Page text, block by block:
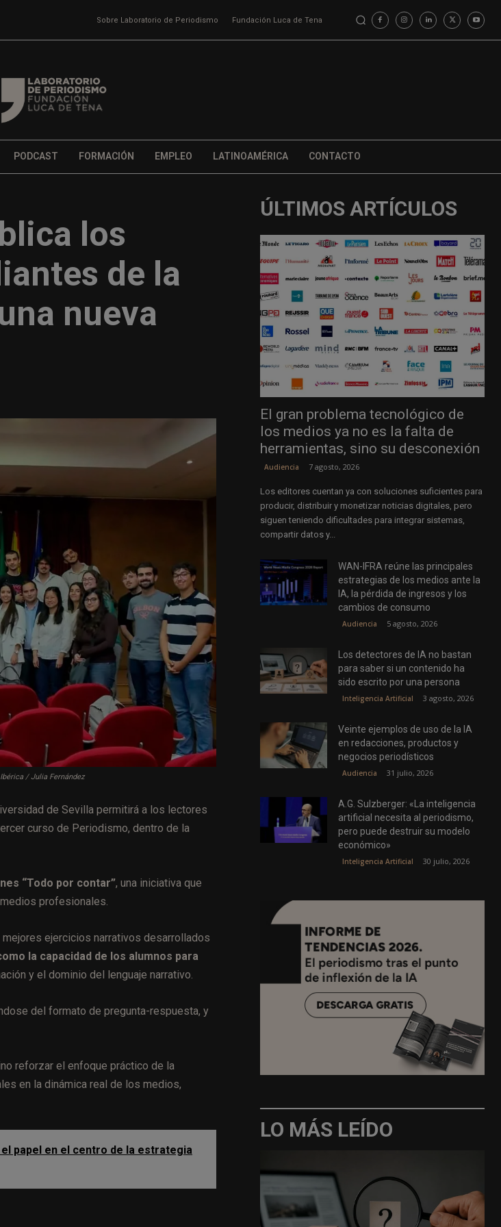
Sobre Laboratorio de Periodismo Fundación Luca de Tena
PODCAST FORMACIÓN EMPLEO LATINOAMÉRICA CONTACTO
los
de la
nueva
/ Julia Fernández
de Sevilla permitirá a los lectores
curso de Periodismo, dentro de la
“Todo por contar”, una iniciativa que
profesionales.
ejercicios narrativos desarrollados
la capacidad de los alumnos para
y el dominio del lenguaje narrativo.
del formato de pregunta-respuesta, y
reforzar el enfoque práctico de la
en la dinámica real de los medios,
papel en el centro de la estrategia
ÚLTIMOS ARTÍCULOS
El gran problema tecnológico de
los medios ya no es la falta de
herramientas, sino su desconexión
Audiencia 7 agosto, 2026
Los editores cuentan ya con soluciones suficientes para
producir, distribuir y monetizar noticias digitales, pero
siguen teniendo dificultades para integrar sistemas,
compartir datos y...
WAN-IFRA reúne las principales
estrategias de los medios ante la
IA, la pérdida de ingresos y los
cambios de consumo
Audiencia 5 agosto, 2026
Los detectores de IA no bastan
para saber si un contenido ha
sido escrito por una persona
Inteligencia Artificial 3 agosto, 2026
Veinte ejemplos de uso de la IA
en redacciones, productos y
negocios periodísticos
Audiencia 31 julio, 2026
A.G. Sulzberger: «La inteligencia
artificial necesita al periodismo,
pero puede destruir su modelo
económico»
Inteligencia Artificial 30 julio, 2026
LO MÁS LEÍDO